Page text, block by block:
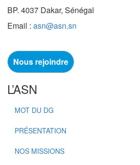
BP. 4037 Dakar, Sénégal
Email : asn@asn.sn
Nous rejoindre
L’ASN
MOT DU DG
PRÉSENTATION
NOS MISSIONS